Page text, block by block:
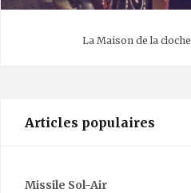
La Maison de la cloche
Articles populaires
Missile Sol-Air